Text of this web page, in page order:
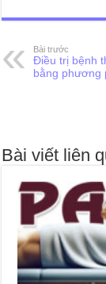
Bài trước
Điều trị bệnh
bằng phương
Bài viết liên